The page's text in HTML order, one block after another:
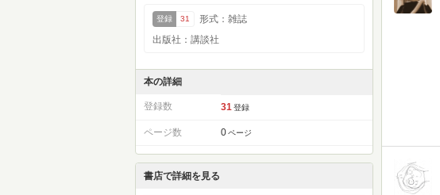
登録 31
形式：雑誌
出版社：講談社
本の詳細
登録数 31 登録
ページ数 0 ページ
書店で詳細を見る